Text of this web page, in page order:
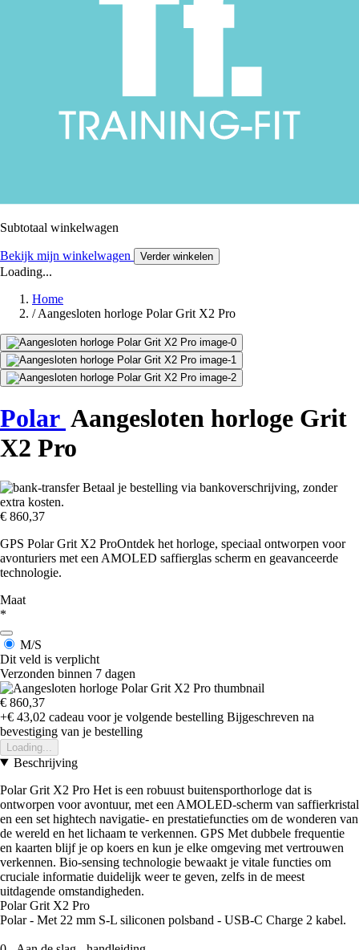
Subtotaal winkelwagen
Bekijk mijn winkelwagen Verder winkelen
Loading...
Home
/ Aangesloten horloge Polar Grit X2 Pro
Polar Aangesloten horloge Grit
X2 Pro
Betaal je bestelling via bankoverschrijving, zonder
extra kosten.
€ 860,37
GPS Polar Grit X2 ProOntdek het horloge, speciaal ontworpen voor
avonturiers met een AMOLED saffierglas scherm en geavanceerde
technologie.
Maat
*
M/S
Dit veld is verplicht
Verzonden binnen 7 dagen
€ 860,37
+€ 43,02 cadeau voor je volgende bestelling Bijgeschreven na
bevestiging van je bestelling
Loading...
Beschrijving
Polar Grit X2 Pro Het is een robuust buitensporthorloge dat is
ontworpen voor avontuur, met een AMOLED-scherm van saffierkristal
en een set hightech navigatie- en prestatiefuncties om de wonderen van
de wereld en het lichaam te verkennen. GPS Met dubbele frequentie
en kaarten blijf je op koers en kun je elke omgeving met vertrouwen
verkennen. Bio-sensing technologie bewaakt je vitale functies om
cruciale informatie duidelijk weer te geven, zelfs in de meest
uitdagende omstandigheden.
Polar Grit X2 Pro
Polar - Met 22 mm S-L siliconen polsband - USB-C Charge 2 kabel.